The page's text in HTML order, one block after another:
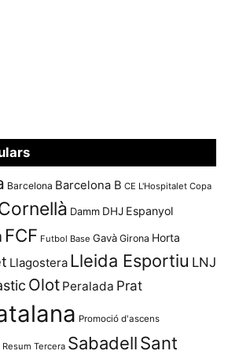
Barcelona Barcelona B CE L'Hospitalet Copa
Damm DHJ Espanyol
FCF Futbol Base Gavà Girona Horta
Llagostera Lleida Esportiu LNJ
Olot Peralada Prat
Promoció d'ascens
Resum Tercera SabadellSant